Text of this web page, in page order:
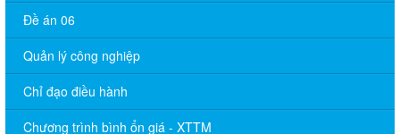
Đề án 06
Quản lý công nghiệp
Chỉ đạo điều hành
Chương trình bình ổn giá - XTTM